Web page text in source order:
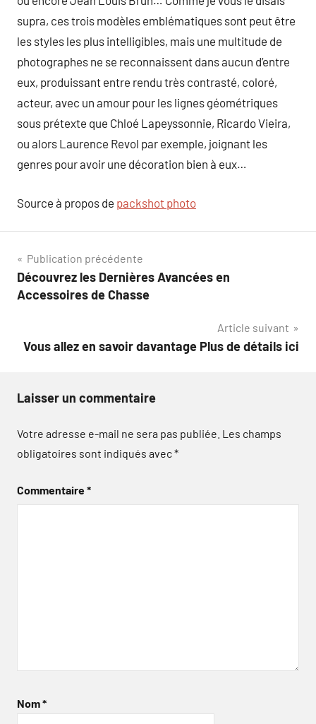
supra, ces trois modèles emblématiques sont peut être
les styles les plus intelligibles, mais une multitude de
photographes ne se reconnaissent dans aucun d’entre
eux, produissant entre rendu très contrasté, coloré,
acteur, avec un amour pour les lignes géométriques
sous prétexte que Chloé Lapeyssonnie, Ricardo Vieira,
ou alors Laurence Revol par exemple, joignant les
genres pour avoir une décoration bien à eux…
Source à propos de packshot photo
Navigation
de
Publication précédente
Découvrez les Dernières Avancées en
Accessoires de Chasse
Article suivant
Vous allez en savoir davantage Plus de détails ici
Laisser un commentaire
Votre adresse e-mail ne sera pas publiée. Les champs
obligatoires sont indiqués avec*
Commentaire*
Nom*